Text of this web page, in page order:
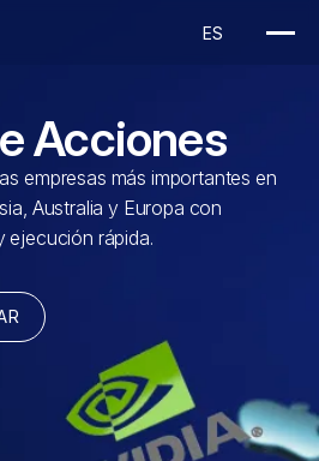
Acciones
empresas más importantes en
Australia y Europa con
ejecución rápida.